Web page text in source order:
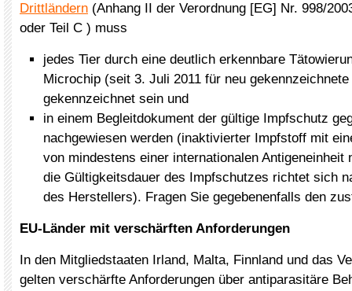
Drittländern (Anhang II der Verordnung [EG] Nr. 998/
oder Teil C ) muss
jedes Tier durch eine deutlich erkennbare
Microchip (seit 3. Juli 2011 für neu
gekennzeichnet sein und
in einem Begleitdokument der gültige Impfschutz
nachgewiesen werden (inaktivierter Impfstoff mit
von mindestens einer internationalen Antigeneinheit
die Gültigkeitsdauer des Impfschutzes richtet sich
des Herstellers). Fragen Sie gegebenenfalls den
EU-Länder mit verschärften Anforderungen
In den Mitgliedstaaten Irland, Malta, Finnland und das
gelten verschärfte Anforderungen über antiparasitäre